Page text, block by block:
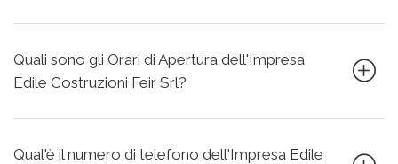
Quali sono gli Orari di Apertura dell'Impresa
Edile Costruzioni Feir Srl?
Qual'è il numero di telefono dell'Impresa Edile